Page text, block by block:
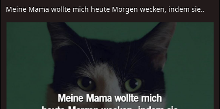
Meine Mama wollte mich heute Morgen wecken, indem sie..